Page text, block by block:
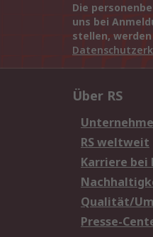
Die
uns bei
stellen,
Über RS
RS weltweit
Karriere bei
Qualität/
Presse-